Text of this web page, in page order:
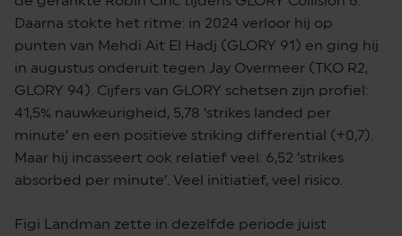
Daarna stokte het ritme: in 2024 verloor hij op
punten van Mehdi Ait El Hadj (GLORY 91) en ging hij
in augustus onderuit tegen Jay Overmeer (TKO R2,
GLORY 94). Cijfers van GLORY schetsen zijn profiel:
41,5% nauwkeurigheid, 5,78 ‘strikes landed per
minute’ en een positieve striking differential (+0,7).
Maar hij incasseert ook relatief veel: 6,52 ‘strikes
absorbed per minute’. Veel initiatief, veel risico.
Figi Landman zette in dezelfde periode juist